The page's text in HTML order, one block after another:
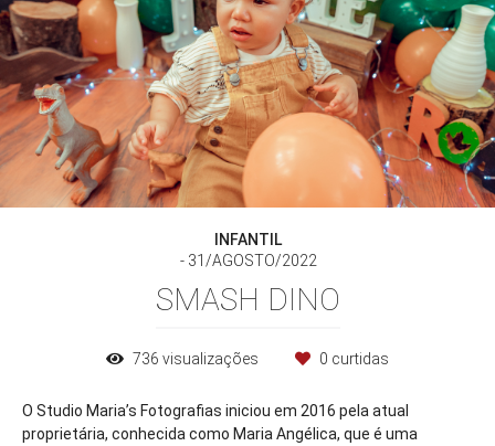
INFANTIL
31/AGOSTO/2022
SMASH DINO
736 visualizações 0 curtidas
O Studio Maria’s Fotografias iniciou em 2016 pela atual
proprietária, conhecida como Maria Angélica, que é uma